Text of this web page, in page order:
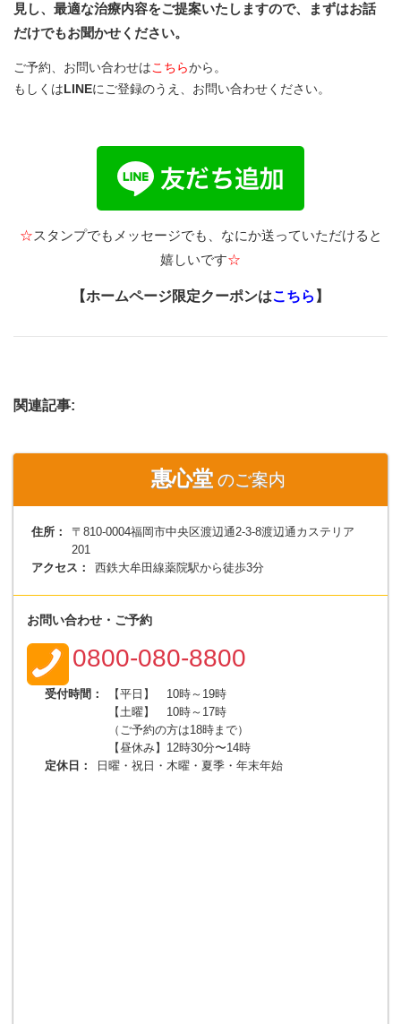
見し、最適な治療内容をご提案いたしますので、まずはお話
だけでもお聞かせください。
ご予約、お問い合わせは こちらから。
もしくはLINEにご登録のうえ、お問い合わせください。
☆スタンプでもメッセージでも、なにか送っていただけると
嬉しいです☆
【ホームページ限定クーポンはこちら 】
関連記事:
惠心堂 のご案内
住所：
〒810-0004福岡市中央区渡辺通2-3-8渡辺通カステリア
201
アクセス：
西鉄大牟田線薬院駅から徒歩3分
お問い合わせ・ご予約
0800-080-8800
受付時間：
【平日】 10時～19時
【土曜】 10時～17時
（ご予約の方は18時まで）
【昼休み】12時30分〜14時
定休日：
日曜・祝日・木曜・夏季・年末年始